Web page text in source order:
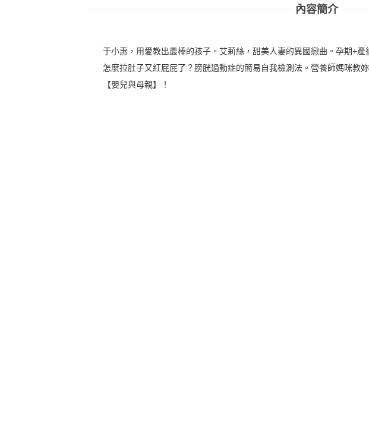
內容簡介
于小惠，用愛教出最棒的孩子。艾莉絲，甜美人妻的異國戀曲。孕期+
怎麼拉肚子又紅屁屁了？膀胱過動症的簡易自我檢測法。營養師媽咪教
【嬰兒與母親】！